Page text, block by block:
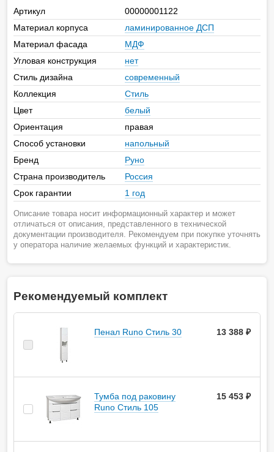
Артикул
00000001122
Материал корпуса
ламинированное ДСП
Материал фасада
МДФ
Угловая конструкция
нет
Стиль дизайна
современный
Коллекция
Стиль
Цвет
белый
Ориентация
правая
Способ установки
напольный
Бренд
Руно
Страна производитель
Россия
Срок гарантии
1 год
Описание товара носит информационный характер и может
отличаться от описания, представленного в технической
документации производителя. Рекомендуем при покупке уточнять
у оператора наличие желаемых функций и характеристик.
Рекомендуемый комплект
Пенал Runo Стиль 30 13 388 ₽
Тумба под раковину
Runo Стиль 105
15 453 ₽